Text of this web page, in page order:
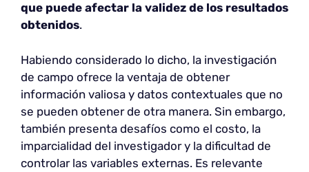
que puede afectar la validez de los resultados
obtenidos.
Habiendo considerado lo dicho, la investigación
de campo ofrece la ventaja de obtener
información valiosa y datos contextuales que no
se pueden obtener de otra manera. Sin embargo,
también presenta desafíos como el costo, la
imparcialidad del investigador y la dificultad de
controlar las variables externas. Es relevante